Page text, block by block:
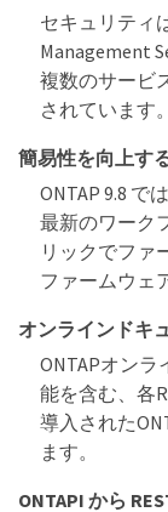
セキュリティ
Management
複数のサービ
されています。
簡易性を向上す
ONTAP 9.8 で
最新のワーク
リックでファ
ファームウェ
オンラインドキ
ONTAPオン
能を含む、各
導入された
ます。
ONTAPI から